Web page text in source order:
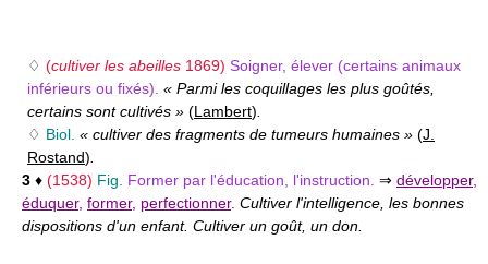
♢ (cultiver les abeilles 1869) Soigner, élever (certains animaux
inférieurs ou fixés). « Parmi les coquillages les plus goûtés,
certains sont cultivés » (Lambert)
♢ Biol. « cultiver des fragments de tumeurs humaines » (J.
Rostand)
3 ♦ (1538) Fig. Former par l'éducation, l'instruction. ⇒ développer,
éduquer, former, perfectionner. Cultiver l'intelligence, les bonnes
dispositions d'un enfant. Cultiver un goût, un don.